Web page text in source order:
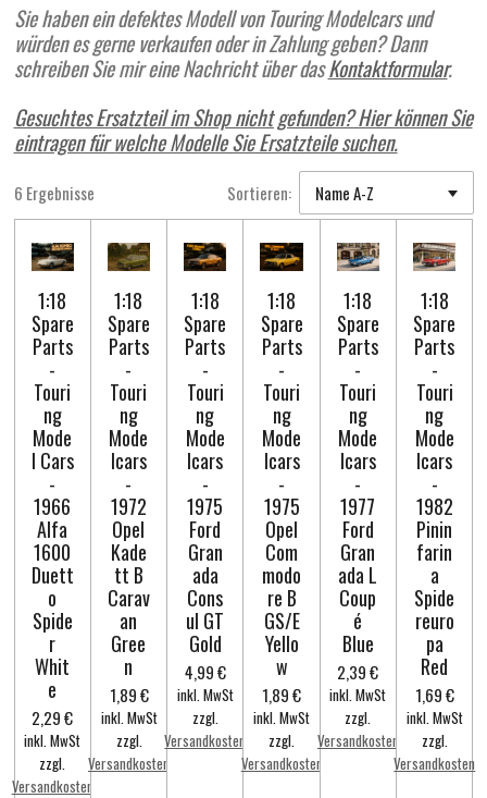
Sie haben ein defektes Modell von Touring Modelcars und
würden es gerne verkaufen oder in Zahlung geben? Dann
schreiben Sie mir eine Nachricht über dasKontaktformular.
Gesuchtes Ersatzteil im Shop nicht gefunden? Hier können Sie
eintragen für welche Modelle Sie Ersatzteile suchen.
6 Ergebnisse Sortieren:
1:18
Spare
Parts
-
Touri
ng
Mode
l Cars
-
1966
Alfa
1600
Duett
o
Spide
r
Whit
e
2,29 €
inkl. MwSt
zzgl.
Versandkosten
1:18
Spare
Parts
-
Touri
ng
Mode
lcars
-
1972
Opel
Kade
tt B
Carav
an
Gree
n
1,89 €
inkl. MwSt
zzgl.
Versandkosten
1:18
Spare
Parts
-
Touri
ng
Mode
lcars
-
1975
Ford
Gran
ada
Cons
ul GT
Gold
4,99 €
inkl. MwSt
zzgl.
Versandkosten
1:18
Spare
Parts
-
Touri
ng
Mode
lcars
-
1975
Opel
Com
modo
re B
GS/E
Yello
w
1,89 €
inkl. MwSt
zzgl.
Versandkosten
1:18
Spare
Parts
-
Touri
ng
Mode
lcars
-
1977
Ford
Gran
ada L
Coup
é
Blue
2,39 €
inkl. MwSt
zzgl.
Versandkosten
1:18
Spare
Parts
-
Touri
ng
Mode
lcars
-
1982
Pinin
farin
a
Spide
reuro
pa
Red
1,69 €
inkl. MwSt
zzgl.
Versandkosten